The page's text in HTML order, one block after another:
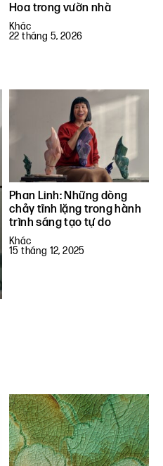
Hoa trong vườn nhà
Khác
22 tháng 5, 2026
Phan Linh: Những dòng
chảy tĩnh lặng trong hành
trình sáng tạo tự do
Khác
15 tháng 12, 2025